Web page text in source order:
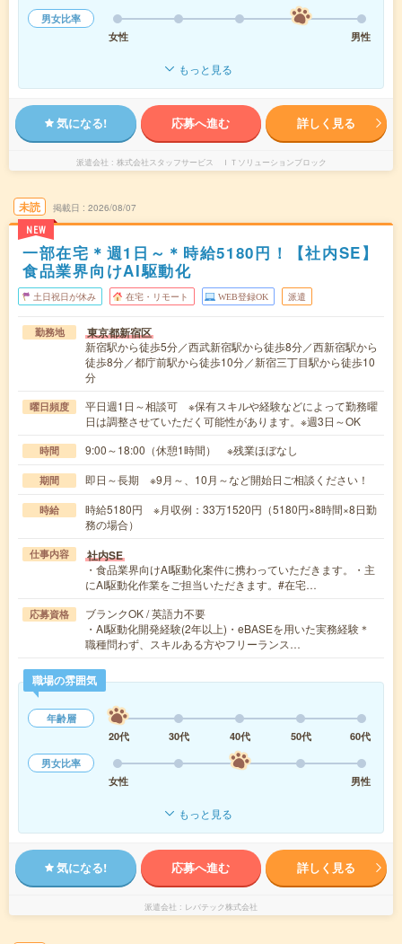
男女比率
女性
男性
もっと見る
気になる! 応募へ進む 詳しく見る
派遣会社 株式会社スタッフサービス ＩＴソリューションブロック
未読
NEW
掲載日 2026/08/07
一部在宅＊週1日～＊時給5180円！【社内SE】
食品業界向けAI駆動化
土日祝日が休み 在宅・リモート WEB登録OK 派遣
勤務地 東京都新宿区
新宿駅から徒歩5分／西武新宿駅から徒歩8分／西新宿駅から
徒歩8分／都庁前駅から徒歩10分／新宿三丁目駅から徒歩10
分
曜日頻度
平日週1日～相談可 ※保有スキルや経験などによって勤務曜
日は調整させていただく可能性があります。※週3日～OK
時間 9:00～18:00（休憩1時間） ※残業ほぼなし
期間 即日～長期 ※9月～、10月～など開始日ご相談ください！
時給
時給5180円 ※月収例：33万1520円（5180円×8時間×8日勤
務の場合）
仕事内容 社内SE
・食品業界向けAI駆動化案件に携わっていただきます。・主
にAI駆動化作業をご担当いただきます。#在宅…
応募資格
ブランクOK / 英語力不要
・AI駆動化開発経験(2年以上)・eBASEを用いた実務経験＊
職種問わず、スキルある方やフリーランス…
職場の雰囲気
年齢層
20代
30代 40代 50代
60代
男女比率
女性
男性
もっと見る
気になる! 応募へ進む 詳しく見る
派遣会社 レバテック株式会社